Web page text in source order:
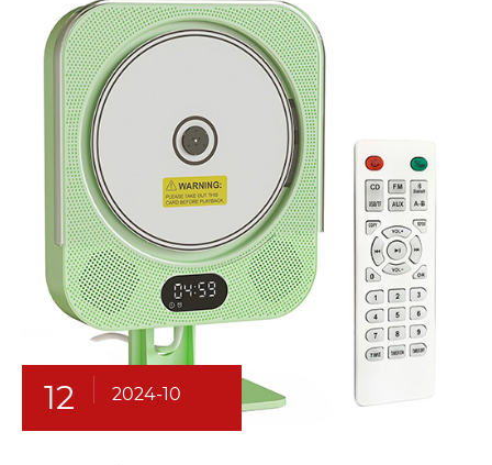
12 2024-10